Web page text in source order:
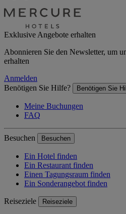
Exklusive Angebote erhalten
Abonnieren Sie den Newsletter, um
erhalten
Anmelden
Benötigen Sie Hilfe?
Benötigen Sie
Meine Buchungen
FAQ
Besuchen Besuchen
Ein Hotel finden
Ein Restaurant finden
Einen Tagungsraum finden
Ein Sonderangebot finden
Reiseziele Reiseziele